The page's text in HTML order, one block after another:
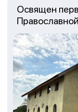
Освящен